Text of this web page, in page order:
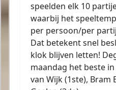
speelden elk 10
waarbij het
per persoon/per
Dat betekent snel
klok blijven letten!
maandag het beste
van Wijk (1ste), Bram